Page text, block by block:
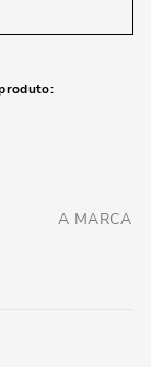
A MARCA